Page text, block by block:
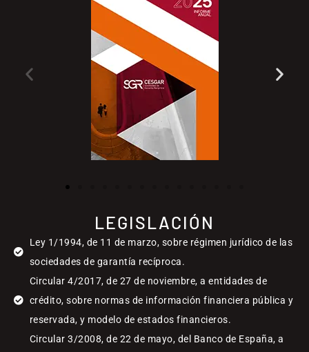
LEGISLACIÓN
Ley 1/1994, de 11 de marzo, sobre régimen jurídico de las
sociedades de garantía recíproca.
Circular 4/2017, de 27 de noviembre, a entidades de
crédito, sobre normas de información financiera pública y
reservada, y modelo de estados financieros.
Circular 3/2008, de 22 de mayo, del Banco de España, a